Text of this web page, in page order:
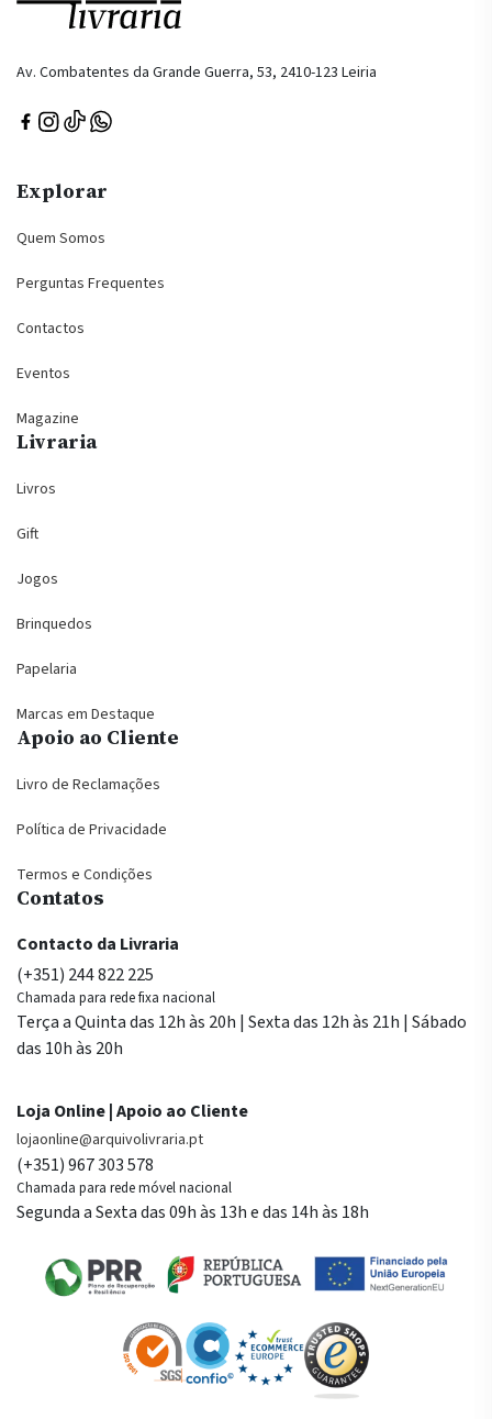
Av. Combatentes da Grande Guerra, 53, 2410-123 Leiria
Explorar
Quem Somos
Perguntas Frequentes
Contactos
Eventos
Magazine
Livraria
Livros
Gift
Jogos
Brinquedos
Papelaria
Marcas em Destaque
Apoio ao Cliente
Livro de Reclamações
Política de Privacidade
Termos e Condições
Contatos
Contacto da Livraria
(+351) 244 822 225
Chamada para rede fixa nacional
Terça a Quinta das 12h às 20h | Sexta das 12h às 21h | Sábado
das 10h às 20h
Loja Online | Apoio ao Cliente
lojaonline@arquivolivraria.pt
(+351) 967 303 578
Chamada para rede móvel nacional
Segunda a Sexta das 09h às 13h e das 14h às 18h